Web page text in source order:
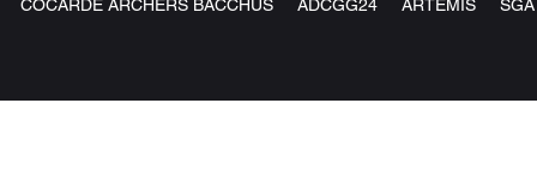
COCARDE ARCHERS BACCHUS ADCGG24 ARTEMIS SGA